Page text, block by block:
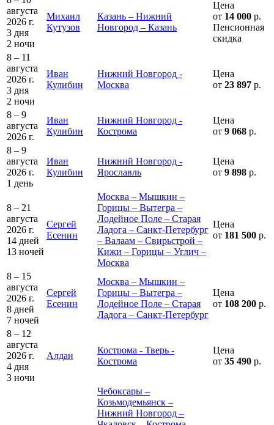
августа
2026 г.
3 дня
2 ночи
Михаил
Кутузов
Казань – Нижний
Новгород – Казань
Цена
от 14 000 р.
Пенсионная
скидка
8 – 11
августа
2026 г.
3 дня
2 ночи
Иван
Кулибин
Нижний Новгород -
Москва
Цена
от 23 897 р.
8 – 9
августа
2026 г.
Иван
Кулибин
Нижний Новгород -
Кострома
Цена
от 9 068 р.
8 – 9
августа
2026 г.
1 день
Иван
Кулибин
Нижний Новгород -
Ярославль
Цена
от 9 898 р.
8 – 21
августа
2026 г.
14 дней
13 ночей
Сергей
Есенин
Москва – Мышкин –
Горицы – Вытегра –
Лодейное Поле – Старая
Ладога – Санкт-Петербург
– Валаам – Свирьстрой –
Кижи – Горицы – Углич –
Москва
Цена
от 181 500 р.
8 – 15
августа
2026 г.
8 дней
7 ночей
Сергей
Есенин
Москва – Мышкин –
Горицы – Вытегра –
Лодейное Поле – Старая
Ладога – Санкт-Петербург
Цена
от 108 200 р.
8 – 12
августа
2026 г.
4 дня
3 ночи
Алдан
Кострома - Тверь -
Кострома
Цена
от 35 490 р.
Чебоксары –
Козьмодемьянск –
Нижний Новгород –